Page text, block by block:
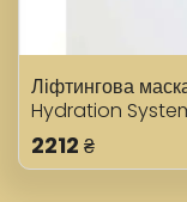
Ліфтингова
Hydration
2212 ₴